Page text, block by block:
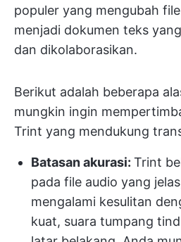
populer yang mengubah
menjadi dokumen teks
dan dikolaborasikan.
Berikut adalah beberapa
mungkin ingin
Trint yang mendukung
Batasan akurasi: Trint
pada file audio yang
mengalami kesulitan
kuat, suara tumpang